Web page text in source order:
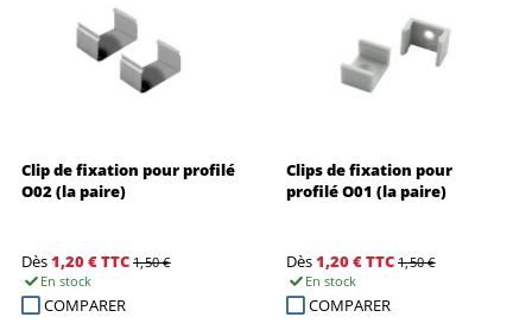
Clip de fixation pour profilé
O02 (la paire)
Dès1,20 €TTC 1,50 €
En stock
COMPARER
Clips de fixation pour
profilé O01 (la paire)
Dès1,20 €TTC 1,50 €
En stock
COMPARER